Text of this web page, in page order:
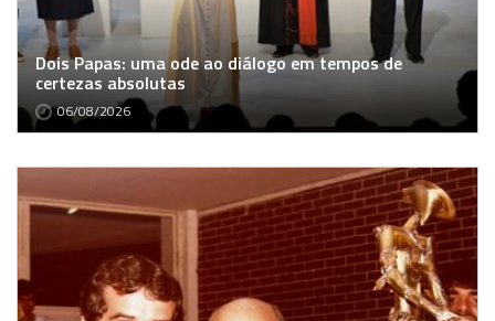
Dois Papas: uma ode ao diálogo em tempos de
certezas absolutas
06/08/2026